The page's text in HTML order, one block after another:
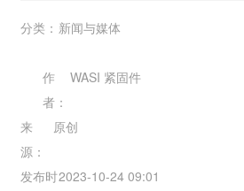
分类： 新闻与媒体
作
者：
WASI 紧固件
来
源：
原创
发布时2023-10-24 09:01